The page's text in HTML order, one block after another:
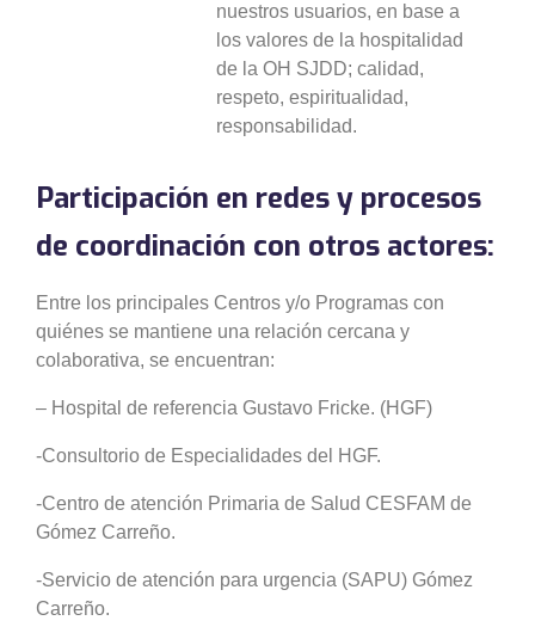
nuestros usuarios, en base a
los valores de la hospitalidad
de la OH SJDD; calidad,
respeto, espiritualidad,
responsabilidad.
Participación en redes y procesos
de coordinación con otros actores:
Entre los principales Centros y/o Programas con
quiénes se mantiene una relación cercana y
colaborativa, se encuentran:
– Hospital de referencia Gustavo Fricke. (HGF)
-Consultorio de Especialidades del HGF.
-Centro de atención Primaria de Salud CESFAM de
Gómez Carreño.
-Servicio de atención para urgencia (SAPU) Gómez
Carreño.